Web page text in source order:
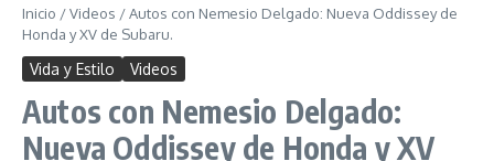
Inicio /Videos /Autos con Nemesio Delgado: Nueva Oddissey de
Honda y XV de Subaru.
Vida y Estilo Videos
Autos con Nemesio Delgado:
Nueva Oddissey de Honda y XV